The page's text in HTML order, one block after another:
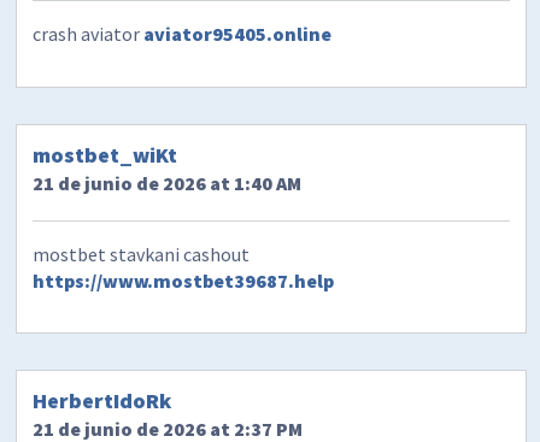
crash aviator aviator95405.online
mostbet_wiKt
21 de junio de 2026 at 1:40 AM
mostbet stavkani cashout
https://www.mostbet39687.help
HerbertIdoRk
21 de junio de 2026 at 2:37 PM